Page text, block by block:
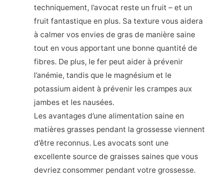
techniquement, l’avocat reste un fruit – et un
fruit fantastique en plus. Sa texture vous aidera
à calmer vos envies de gras de manière saine
tout en vous apportant une bonne quantité de
fibres. De plus, le fer peut aider à prévenir
l’anémie, tandis que le magnésium et le
potassium aident à prévenir les crampes aux
jambes et les nausées.
Les avantages d’une alimentation saine en
matières grasses pendant la grossesse viennent
d’être reconnus. Les avocats sont une
excellente source de graisses saines que vous
devriez consommer pendant votre grossesse.